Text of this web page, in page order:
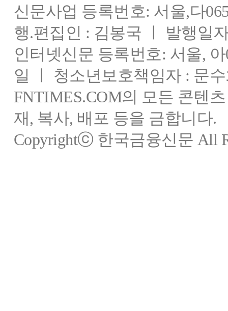
신문사업 등록번호: 서울,다
행.편집인 : 김봉국 ㅣ 발행일
인터넷신문 등록번호: 서울,
일 ㅣ 청소년보호책임자 : 문
FNTIMES.COM의 모든 콘텐
재, 복사, 배포 등을 금합니다.
Copyrightⓒ 한국금융신문 All